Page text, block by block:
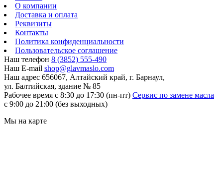
О компании
Доставка и оплата
Реквизиты
Контакты
Политика конфиденциальности
Пользовательское соглашение
Наш телефон 8 (3852) 555-490
Наш E-mail shop@glavmaslo.com
Наш адрес 656067, Алтайский край, г. Барнаул,
ул. Балтийская, здание № 85
Рабочее время с 8:30 до 17:30 (пн-пт) Сервис по замене масла
с 9:00 до 21:00 (без выходных)
Мы на карте